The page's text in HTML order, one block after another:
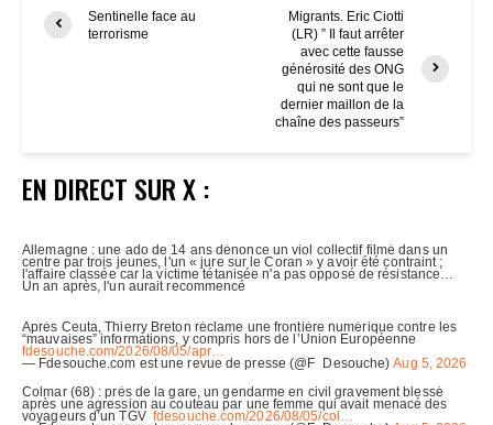
Sentinelle face au
terrorisme
Migrants. Eric Ciotti
(LR) ” Il faut arrêter
avec cette fausse
générosité des ONG
qui ne sont que le
dernier maillon de la
chaîne des passeurs”
EN DIRECT SUR X :